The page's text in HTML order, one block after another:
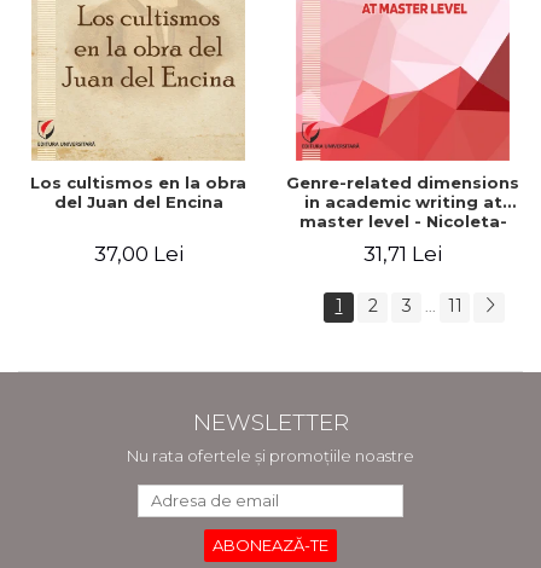
Los cultismos en la obra
del Juan del Encina
37,00 Lei
Genre-related dimensions
in academic writing at
master level - Nicoleta-
31,71 Lei
1 2 3 ... 11
NEWSLETTER
Nu rata ofertele și promoțiile noastre